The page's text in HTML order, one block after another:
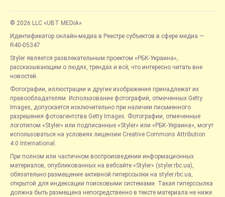
© 2026 LLC «UBT MEDIA»
Идентификатор онлайн-медиа в Реестре субъектов в сфере медиа —
R40-05347
Styler является развлекательным проектом «РБК-Украина»,
рассказывающим о людях, трендах и всё, что интересно читать вне
новостей.
Фотографии, иллюстрации и другие изображения принадлежат их
правообладателям. Использование фотографий, отмеченных Getty
Images, допускается исключительно при наличии письменного
разрешения фотоагентства Getty Images. Фотографии, отмеченные
логотипом «Styler» или подписанные «Styler» или «РБК-Украина», могут
использоваться на условиях лицензии Creative Commons Attribution
4.0 International.
При полном или частичном воспроизведении информационных
материалов, опубликованных на вебсайте «Styler» (styler.rbc.ua),
обязательно размещение активной гиперссылки на styler.rbc.ua,
открытой для индексации поисковыми системами. Такая гиперссылка
должна быть размещена непосредственно в тексте материала не ниже